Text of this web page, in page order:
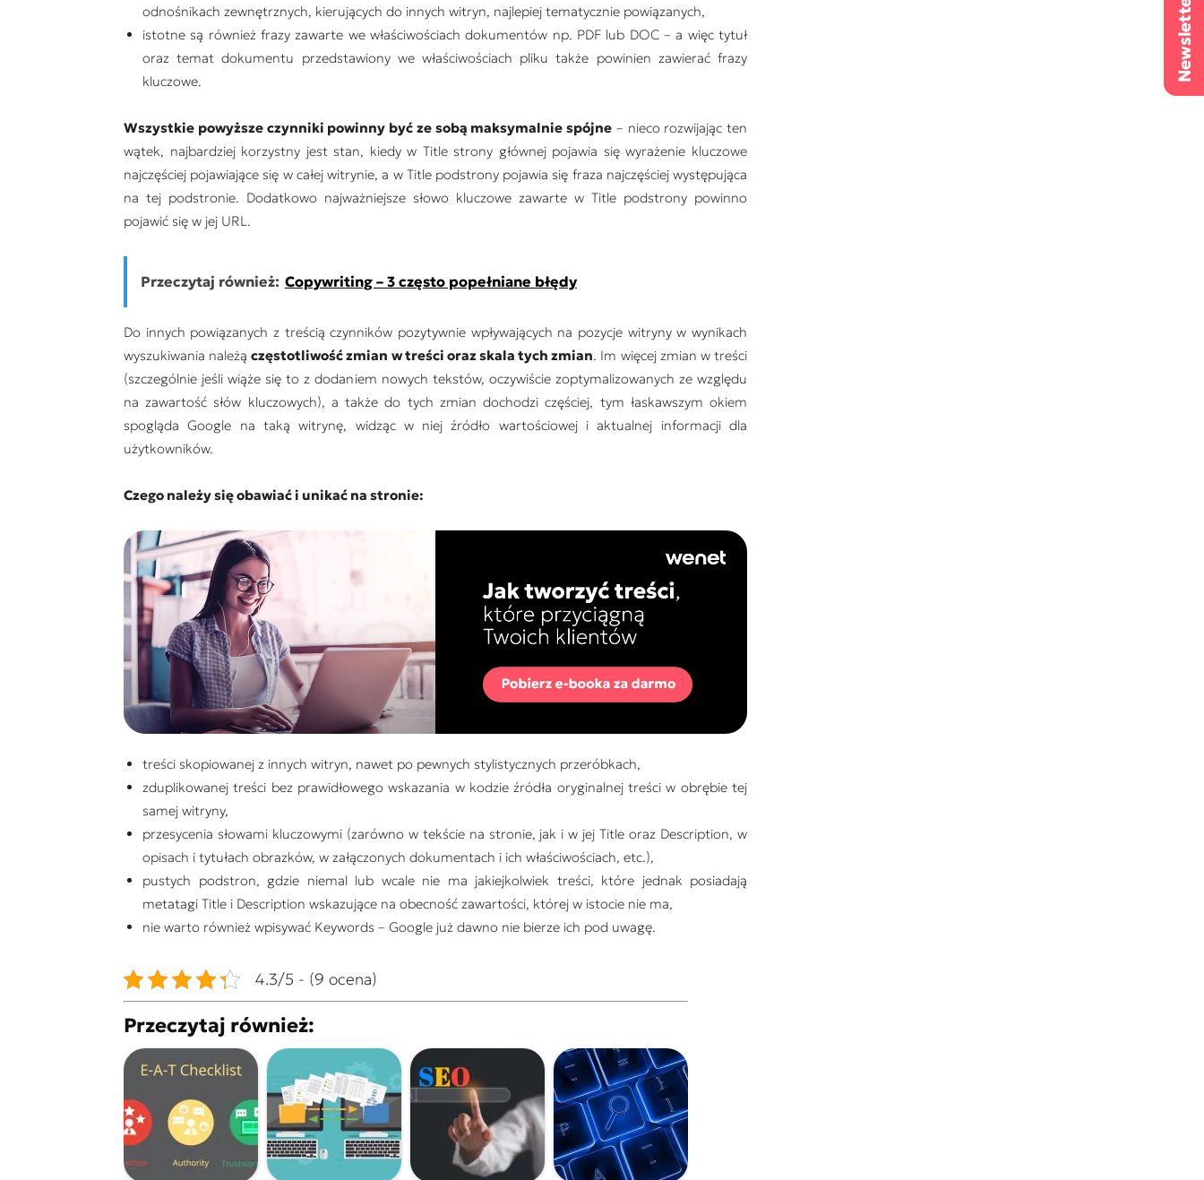
odnośnikach zewnętrznych, kierujących do innych witryn, najlepiej tematycznie powiązanych,
istotne są również frazy zawarte we właściwościach dokumentów np. PDF lub DOC – a więc tytuł
oraz temat dokumentu przedstawiony we właściwościach pliku także powinien zawierać frazy
kluczowe.
Wszystkie powyższe czynniki powinny być ze sobą maksymalnie spójne – nieco rozwijając ten
wątek, najbardziej korzystny jest stan, kiedy w Title strony głównej pojawia się wyrażenie kluczowe
najczęściej pojawiające się w całej witrynie, a w Title podstrony pojawia się fraza najczęściej występująca
na tej podstronie. Dodatkowo najważniejsze słowo kluczowe zawarte w Title podstrony powinno
pojawić się w jej URL.
Przeczytaj również: Copywriting – 3 często popełniane błędy
Do innych powiązanych z treścią czynników pozytywnie wpływających na pozycje witryny w wynikach
wyszukiwania należączęstotliwość zmian w treści oraz skala tych zmian. Im więcej zmian w treści
(szczególnie jeśli wiąże się to z dodaniem nowych tekstów, oczywiście zoptymalizowanych ze względu
na zawartość słów kluczowych), a także do tych zmian dochodzi częściej, tym łaskawszym okiem
spogląda Google na taką witrynę, widząc w niej źródło wartościowej i aktualnej informacji dla
użytkowników.
Czego należy się obawiać i unikać na stronie:
treści skopiowanej z innych witryn, nawet po pewnych stylistycznych przeróbkach,
zduplikowanej treści bez prawidłowego wskazania w kodzie źródła oryginalnej treści w obrębie tej
samej witryny,
przesycenia słowami kluczowymi (zarówno w tekście na stronie, jak i w jej Title oraz Description, w
opisach i tytułach obrazków, w załączonych dokumentach i ich właściwościach, etc.),
pustych podstron, gdzie niemal lub wcale nie ma jakiejkolwiek treści, które jednak posiadają
metatagi Title i Description wskazujące na obecność zawartości, której w istocie nie ma,
nie warto również wpisywać Keywords – Google już dawno nie bierze ich pod uwagę.
4.3/5 - (9 ocena)
Przeczytaj również: